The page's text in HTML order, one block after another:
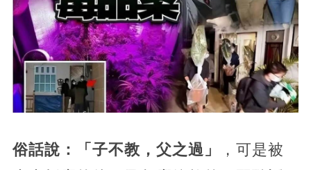
俗話說：「子不教，父之過」
，可是被